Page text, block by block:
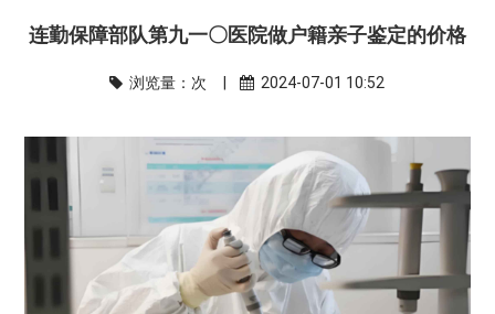
连勤保障部队第九一〇医院做户籍亲子鉴定的价格
浏览量： 次 | 2024-07-01 10:52